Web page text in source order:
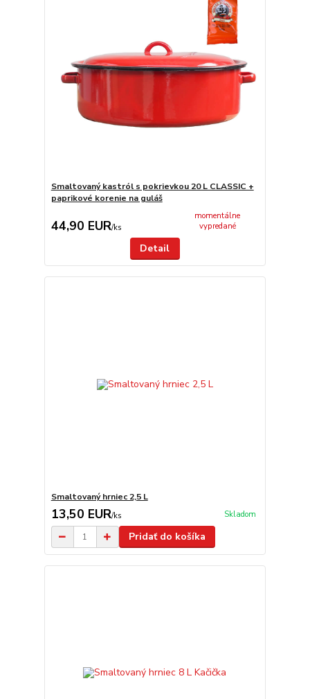
Smaltovaný kastról s pokrievkou 20 L CLASSIC +
paprikové korenie na guláš
44,90 EUR/ks
momentálne
vypredané
Detail
Smaltovaný hrniec 2,5 L
13,50 EUR/ks Skladom
Pridať do košíka